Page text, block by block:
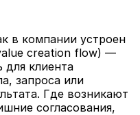
в компании устроен
creation flow) —
для клиента
запроса или
Где возникают
согласования,